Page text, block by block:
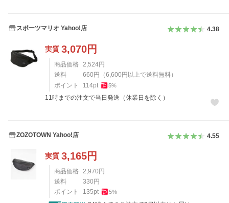
スポーツマリオ Yahoo!店 4.38
実質 3,070円
商品価格 2,524円
送料
660 円 （6,600 円以上で送料無料）
ポイント
114pt 5%
11時までの注文で当日発送（休業日を除く）
ZOZOTOWN Yahoo!店 4.55
実質 3,165円
商品価格 2,970 円
送料
330 円
ポイント
135pt 5%